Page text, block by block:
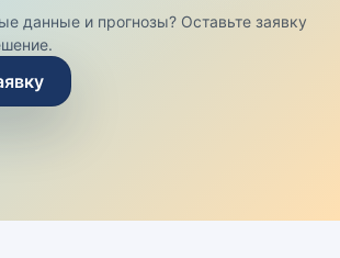
данные и прогнозы? Оставьте заявку